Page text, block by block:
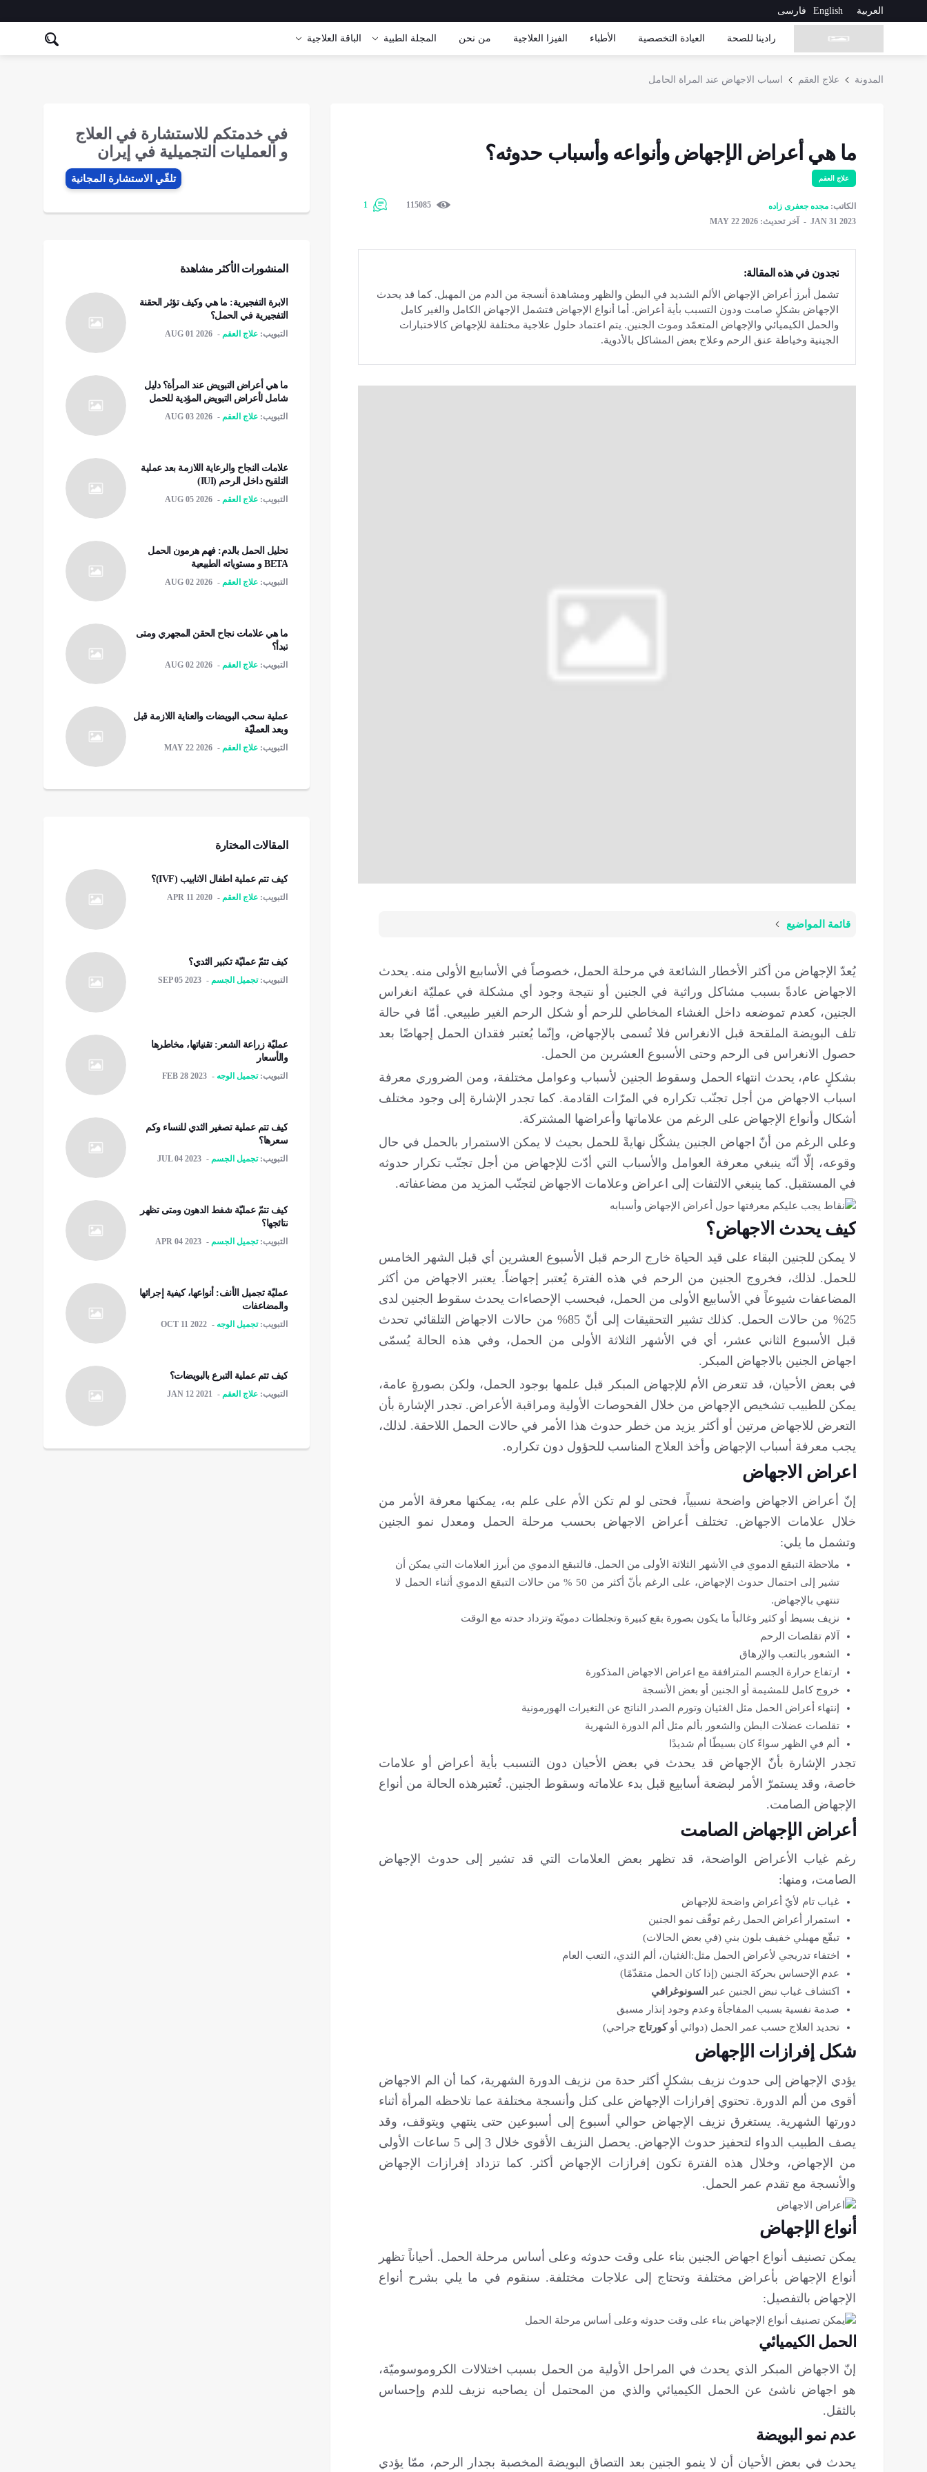
العربية English فارسی
رادینا للصحة العیادة التخصصیة الأطباء الفيزا العلاجية من نحن المجلة الطبية الباقة العلاجیة
المدونة علاج العقم اسباب الاجهاض عند المراة الحامل
ما هي أعراض الإجهاض وأنواعه وأسباب حدوثه؟
علاج العقم
الكاتب: مجده جعفری زاده
JAN 31 2023
آخر تحديث: MAY 22 2026
115085
1
تجدون في هذه المقالة:
تشمل أبرز أعراض الإجهاض الألم الشديد في البطن والظهر ومشاهدة أنسجة من الدم من المهبل. كما قد يحدث
الإجهاض بشكلٍ صامت ودون التسبب بأية أعراض. أما أنواع الإجهاض فتشمل الإجهاض الكامل والغير كامل
والحمل الكيميائي والإجهاض المتعمّد وموت الجنين. يتم اعتماد حلول علاجية مختلفة للإجهاض كالاختبارات
الجينية وخياطة عنق الرحم وعلاج بعض المشاكل بالأدوية.
قائمة المواضيع
يُعدّ الإجهاض من أكثر الأخطار الشائعة في مرحلة الحمل، خصوصاً في الأسابيع الأولى منه. يحدث
الاجهاض عادةً بسبب مشاكل وراثية في الجنين أو نتيجة وجود أي مشكلة في عمليّة انغراس
الجنين، كعدم تموضعه داخل الغشاء المخاطي للرحم أو شكل الرحم الغير طبيعي. أمّا في حالة
تلف البويضة الملقحة قبل الانغراس فلا تُسمى بالإجهاض، وإنّما يُعتبر فقدان الحمل إجهاضًا بعد
حصول الانغراس فی الرحم وحتى الأسبوع العشرين من الحمل.
بشكلٍ عام، يحدث انتهاء الحمل وسقوط الجنين لأسباب وعوامل مختلفة، ومن الضروري معرفة
اسباب الاجهاض من أجل تجنّب تكراره في المرّات القادمة. كما تجدر الإشارة إلى وجود مختلف
أشكال وأنواع الإجهاض على الرغم من علاماتها وأعراضها المشتركة.
وعلى الرغم من أنّ اجهاض الجنين يشكّل نهايةً للحمل بحيث لا يمكن الاستمرار بالحمل في حال
وقوعه، إلّا أنّه ينبغي معرفة العوامل والأسباب التي أدّت للإجهاض من أجل تجنّب تكرار حدوثه
في المستقبل. كما ينبغي الالتفات إلى اعراض وعلامات الاجهاض لتجنّب المزيد من مضاعفاته.
كيف يحدث الاجهاض؟
لا يمكن للجنين البقاء على قيد الحياة خارج الرحم قبل الأسبوع العشرين أي قبل الشهر الخامس
للحمل. لذلك، فخروج الجنين من الرحم في هذه الفترة يُعتبر إجهاضاً. يعتبر الاجهاض من أكثر
المضاعفات شيوعاً في الأسابيع الأولى من الحمل، فبحسب الإحصاءات يحدث سقوط الجنين لدى
25% من حالات الحمل. كذلك تشير التحقيقات إلى أنّ 85% من حالات الاجهاض التلقائي تحدث
قبل الأسبوع الثاني عشر، أي في الأشهر الثلاثة الأولى من الحمل، وفي هذه الحالة يُسمّى
اجهاض الجنين بالاجهاض المبكر.
في بعض الأحيان، قد تتعرض الأم للإجهاض المبكر قبل علمها بوجود الحمل، ولكن بصورةٍ عامة،
يمكن للطبيب تشخيص الإجهاض من خلال الفحوصات الأولية ومراقبة الأعراض. تجدر الإشارة بأن
التعرض للاجهاض مرتين أو أكثر يزيد من خطر حدوث هذا الأمر في حالات الحمل اللاحقة. لذلك،
يجب معرفة أسباب الإجهاض وأخذ العلاج المناسب للحؤول دون تكراره.
اعراض الاجهاض
إنّ أعراض الاجهاض واضحة نسبياً، فحتى لو لم تكن الأم على علم به، يمكنها معرفة الأمر من
خلال علامات الاجهاض. تختلف أعراض الاجهاض بحسب مرحلة الحمل ومعدل نمو الجنين
وتشمل ما يلي:
ملاحظة التبقع الدموي في الأشهر الثلاثة الأولى من الحمل. فالتبقع الدموي من أبرز العلامات التي يمكن أن
تشير إلى احتمال حدوث الإجهاض، على الرغم بأنّ أكثر من 50 % من حالات التبقع الدموي أثناء الحمل لا
تنتهي بالإجهاض.
نزيف بسيط أو كثير وغالباً ما يكون بصورة بقع كبيرة وتجلطات دمويّة وتزداد حدته مع الوقت
آلام تقلصات الرحم
الشعور بالتعب والإرهاق
ارتفاع حرارة الجسم المترافقة مع اعراض الاجهاض المذكورة
خروج كامل للمشيمة أو الجنين أو بعض الأنسجة
إنتهاء أعراض الحمل مثل الغثيان وتورم الصدر الناتج عن التغيرات الهورمونية
تقلصات عضلات البطن والشعور بألم مثل ألم الدورة الشهرية
ألم في الظهر سواءً كان بسيطًا أم شديدًا
تجدر الإشارة بأنّ الإجهاض قد يحدث في بعض الأحيان دون التسبب بأية أعراض أو علامات
خاصة، وقد يستمرّ الأمر لبضعة أسابيع قبل بدء علاماته وسقوط الجنين. تُعتبرهذه الحالة من أنواع
الإجهاض الصامت.
أعراض الإجهاض الصامت
رغم غياب الأعراض الواضحة، قد تظهر بعض العلامات التي قد تشير إلى حدوث الإجهاض
الصامت، ومنها:
غياب تام لأيّ أعراض واضحة للإجهاض
استمرار أعراض الحمل رغم توقّف نمو الجنين
تبقّع مهبلي خفيف بلون بني (في بعض الحالات)
اختفاء تدريجي لأعراض الحمل مثل:الغثيان، ألم الثدي، التعب العام
عدم الإحساس بحركة الجنين (إذا كان الحمل متقدّمًا)
اكتشاف غياب نبض الجنين عبر
السونوغرافي
صدمة نفسية بسبب المفاجأة وعدم وجود إنذار مسبق
تحديد العلاج حسب عمر الحمل (دوائي أوكورتاج جراحي)
شكل إفرازات الإجهاض
يؤدي الإجهاض إلى حدوث نزيف بشكلٍ أكثر حدة من نزيف الدورة الشهرية، كما أن الم الاجهاض
أقوى من ألم الدورة. تحتوي إفرازات الإجهاض على كتل وأنسجة مختلفة عما تلاحظه المرأة أثناء
دورتها الشهرية. يستغرق نزيف الإجهاض حوالي أسبوع إلى أسبوعين حتى ينتهي ويتوقف، وقد
يصف الطبيب الدواء لتحفيز حدوث الإجهاض. یحصل النزيف الأقوى خلال 3 إلى 5 ساعات الأولى
من الإجهاض، وخلال هذه الفترة تكون إفرازات الإجهاض أكثر. كما تزداد إفرازات الإجهاض
والأنسجة مع تقدم عمر الحمل.
أنواع الإجهاض
يمكن تصنيف أنواع اجهاض الجنين بناء على وقت حدوثه وعلى أساس مرحلة الحمل. أحياناً تظهر
أنواع الإجهاض بأعراض مختلفة وتحتاج إلى علاجات مختلفة. سنقوم في ما يلي بشرح أنواع
الإجهاض بالتفصيل:
الحمل الكيميائي
إنّ الاجهاض المبكر الذي يحدث في المراحل الأولية من الحمل بسبب اختلالات الكروموسوميّة،
هو اجهاض ناشئ عن الحمل الكيميائي والذي من المحتمل أن يصاحبه نزيف للدم وإحساس
بالثقل.
عدم نمو البويضة
يحدث في بعض الأحيان أن لا ينمو الجنين بعد التصاق البويضة المخصبة بجدار الرحم، ممّا يؤدي
في خدمتكم للاستشارة في العلاج
و العمليات التجميلية في إيران
تلقّي الاستشارة المجانیة
المنشورات الأكثر مشاهدة
الابرة التفجيرية: ما هي وكيف تؤثر الحقنة
التفجيرية في الحمل؟
التبويب: علاج العقم AUG 01 2026
ما هي أعراض التبويض عند المرأة؟ دليل
شامل لأعراض التبويض المؤدية للحمل
التبويب: علاج العقم AUG 03 2026
علامات النجاح والرعاية اللازمة بعد عملية
التلقیح داخل الرحم (IUI)
التبويب: علاج العقم AUG 05 2026
تحليل الحمل بالدم: فهم هرمون الحمل
BETA و مستوياته الطبيعية
التبويب: علاج العقم AUG 02 2026
ما هي علامات نجاح الحقن المجهري ومتى
تبدأ؟
التبويب: علاج العقم AUG 02 2026
عملية سحب البويضات والعناية اللازمة قبل
وبعد العمليّة
التبويب: علاج العقم MAY 22 2026
المقالات المختارة
كيف تتم عملية اطفال الانابيب (IVF)؟
التبويب: علاج العقم APR 11 2020
كيف تتمّ عمليّة تكبير الثدي؟
التبويب: تجميل الجسم SEP 05 2023
عمليّة زراعة الشعر: تقنياتها، مخاطرها
والأسعار
التبويب: تجميل الوجه FEB 28 2023
كيف تتم عملية تصغير الثدي للنساء وكم
سعرها؟
التبويب: تجميل الجسم JUL 04 2023
كيف تتمّ عمليّة شفط الدهون ومتى تظهر
نتائجها؟
التبويب: تجميل الجسم APR 04 2023
عمليّة تجميل الأنف: أنواعها، كيفية إجرائها
والمضاعفات
التبويب: تجميل الوجه OCT 11 2022
كيف تتم عملية التبرع بالبويضات؟
التبويب: علاج العقم JAN 12 2021